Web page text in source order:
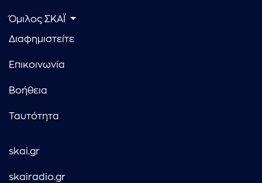
Όμιλος ΣΚΑΪ
Διαφημιστείτε
Επικοινωνία
Βοήθεια
Ταυτότητα
skai.gr
skairadio.gr